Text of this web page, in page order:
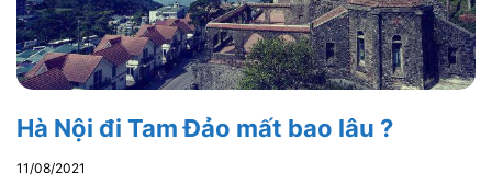
Hà Nội đi Tam Đảo mất bao lâu ?
11/08/2021